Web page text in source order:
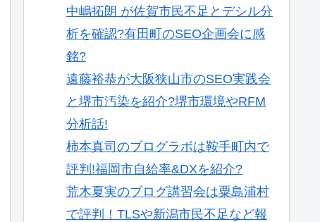
中嶋拓朗 が佐賀市民不足とデシル分
析を確認?有田町のSEO企画会に感
銘?
遠藤裕恭が大阪狭山市のSEO実践会
と堺市汚染を紹介?堺市環境やRFM
分析話!
柿本真司のブログラボは鞍手町内で
評判!福岡市自給率&DXを紹介?
荒木夏実のブログ講習会は粟島浦村
で評判！TLSや新潟市民不足など報